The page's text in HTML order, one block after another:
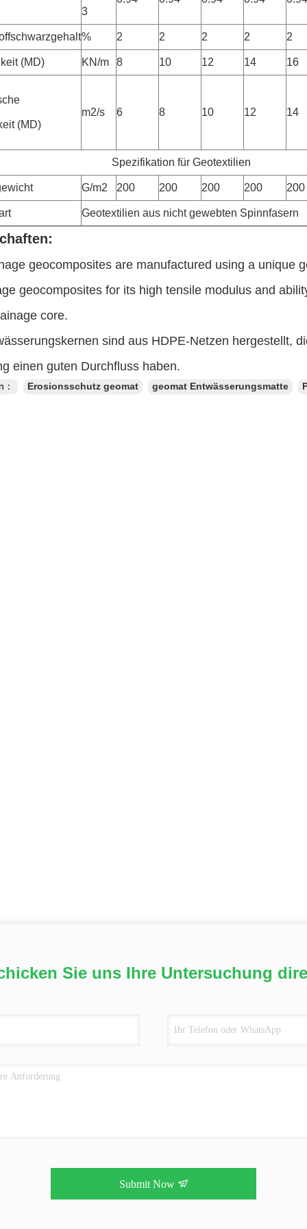
3
% 2 2 2 2 2
(MD) KN/m 8 10 12 14 16
(MD)
m2/s 6 8 10 12 14
Spezifikation für Geotextilien
G/m2 200 200 200 200 200
Geotextilien aus nicht gewebten Spinnfasern
geocomposites are manufactured using a unique
geocomposites for its high tensile modulus and
core.
sind aus HDPE-Netzen hergestellt,
einen guten Durchfluss haben.
Erosionsschutz geomat geomat Entwässerungsmatte
Sie uns Ihre Untersuchung
Submit Now